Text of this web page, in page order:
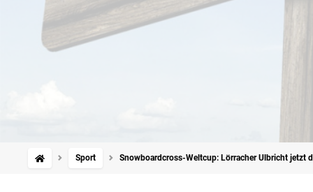
Sport Snowboardcross-Weltcup: Lörracher Ulbricht jetzt